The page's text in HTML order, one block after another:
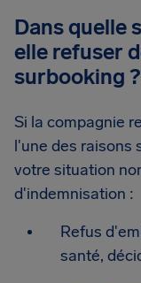
Dans quelle
elle refuser
surbooking ?
Si la compagnie
l'une des raisons
votre situation
d'indemnisation :
Refus
santé,